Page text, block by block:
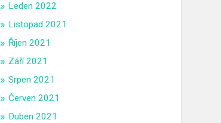
Leden 2022
Listopad 2021
Říjen 2021
Září 2021
Srpen 2021
Červen 2021
Duben 2021